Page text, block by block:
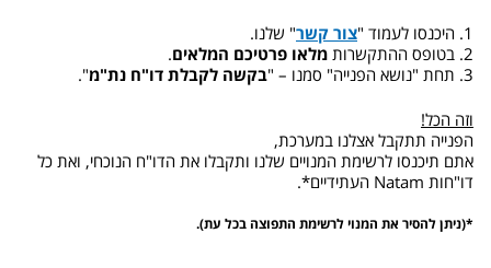
1. היכנסו לעמוד " צור קשר" שלנו.
2. בטופס ההתקשרות
מלאו פרטיכם המלאים.
3. תחת "נושא הפנייה" סמנו – "
בקשה לקבלת דו"ח נת"מ".
וזה הכל!
הפנייה תתקבל אצלנו במערכת,
אתם תיכנסו לרשימת המנויים שלנו ותקבלו את הדו"ח הנוכחי, ואת כל
דו"חות Natam העתידיים*.
*(ניתן להסיר את המנוי לרשימת התפוצה בכל עת).